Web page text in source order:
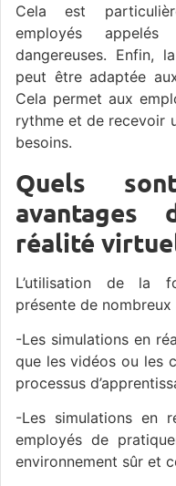
Cela est
employés
dangereuses. Enfin,
peut être adaptée
Cela permet aux
rythme et de recevoir
besoins.
Quels
réalité
L’utilisation de la
présente de
-Les simulations en
que les vidéos ou les
processus
-Les simulations en
employés de
environnement sûr et